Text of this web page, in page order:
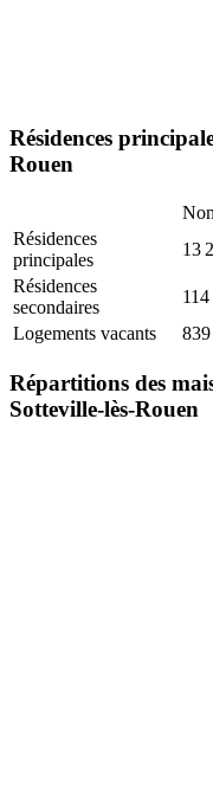
Résidences
Rouen
Résidences
principales
13
Résidences
secondaires
114
Logements vacants
839
Répartitions des
Sotteville-lès-Rouen